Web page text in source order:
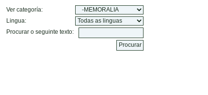
Ver categoría:
Lingua:
Procurar o seguinte texto: